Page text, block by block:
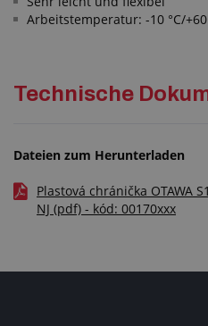
Arbeitstemperatur: -10 °C/+60
Technische
Dateien zum Herunterladen
Plastová chránička OTAWA
NJ (pdf) - kód: 00170xxx